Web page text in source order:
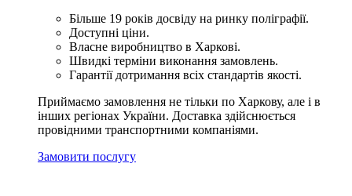
Більше 19 років досвіду на ринку поліграфії.
Доступні ціни.
Власне виробництво в Харкові.
Швидкі терміни виконання замовлень.
Гарантії дотримання всіх стандартів якості.
Приймаємо замовлення не тільки по Харкову, але і в
інших регіонах України. Доставка здійснюється
провідними транспортними компаніями.
Замовити послугу